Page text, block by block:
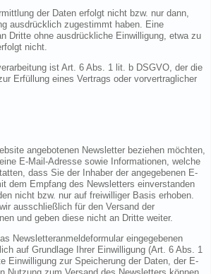
der Daten erfolgt nicht bzw. nur dann,
ausdrücklich zugestimmt haben. Eine
Dritte ohne ausdrückliche Einwilligung, etwa zu
nicht.
ist Art. 6 Abs. 1 lit. b DSGVO, der die
Erfüllung eines Vertrags oder vorvertraglicher
angebotenen Newsletter beziehen möchten,
E-Mail-Adresse sowie Informationen, welche
dass Sie der Inhaber der angegebenen E-
dem Empfang des Newsletters einverstanden
nicht bzw. nur auf freiwilliger Basis erhoben.
ausschließlich für den Versand der
und geben diese nicht an Dritte weiter.
Newsletteranmeldeformular eingegebenen
auf Grundlage Ihrer Einwilligung (Art. 6 Abs. 1
Einwilligung zur Speicherung der Daten, der E-